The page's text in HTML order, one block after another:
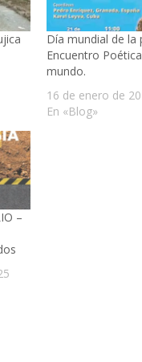
Día mundial de la
Encuentro
mundo.
16 de enero de
En «Blog»
–